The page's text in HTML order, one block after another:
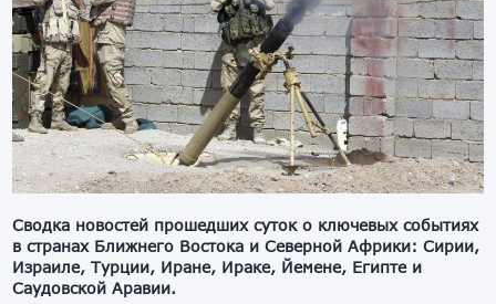
Сводка новостей прошедших суток о ключевых событиях
в странах Ближнего Востока и Северной Африки:Сирии,
Израиле,Турции, Иране, Ираке, Йемене, Египте и
Саудовской Аравии.